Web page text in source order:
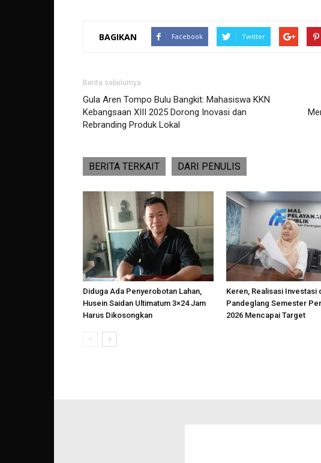
BAGIKAN Facebook Twitter
Berita sebelumya
Gula Aren Tompo Bulu Bangkit: Mahasiswa KKN
Kebangsaan XIII 2025 Dorong Inovasi dan
Rebranding Produk Lokal
BERITA TERKAIT DARI PENULIS
Diduga Ada Penyerobotan Lahan,
Husein Saidan Ultimatum 3×24 Jam
Harus Dikosongkan
Keren, Realisasi Investasi
Pandeglang Semester
2026 Mencapai Target